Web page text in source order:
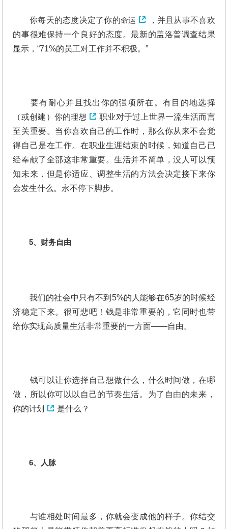
你每天的态度决定了你的命运
，并且从事不喜欢
的事很难保持一个良好的态度。最新的盖洛普调查结果
显示，“71%的员工对工作并不积极。”
要有耐心并且找出你的强项所在。有目的地选择
（或创建）你的理想
职业对于过上世界一流生活而言
至关重要。当你喜欢自己的工作时，那么你从来不会觉
得自己是在工作。在职业生涯结束的时候，知道自己已
经奉献了全部这非常重要。生活并不简单，没人可以预
知未来，但是你适应、调整生活的方法会决定接下来你
会发生什么。永不停下脚步。
5、财务自由
我们的社会中只有不到5%的人能够在65岁的时候经
济稳定下来。很可悲吧！钱是非常重要的，它同时也带
给你实现高质量生活非常重要的一方面——自由。
钱可以让你选择自己想做什么，什么时间做，在哪
做，所以你可以以自己的节奏生活。为了自由的未来，
你的计划 是什么？
6、人脉
与谁相处时间最多，你就会变成他的样子。你结交